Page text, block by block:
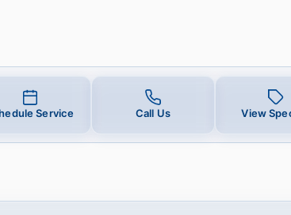
Service Call Us View